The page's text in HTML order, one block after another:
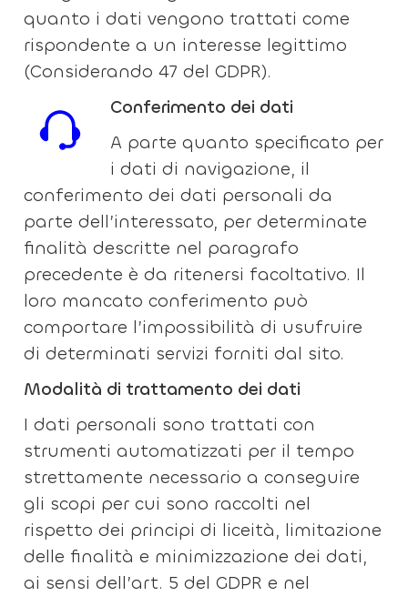
quanto i dati vengono trattati come
rispondente a un interesse legittimo
(Considerando 47 del GDPR).
Conferimento dei dati
A parte quanto specificato per
i dati di navigazione, il
conferimento dei dati personali da
parte dell’interessato, per determinate
finalità descritte nel paragrafo
precedente è da ritenersi facoltativo. Il
loro mancato conferimento può
comportare l’impossibilità di usufruire
di determinati servizi forniti dal sito.
Modalità di trattamento dei dati
I dati personali sono trattati con
strumenti automatizzati per il tempo
strettamente necessario a conseguire
gli scopi per cui sono raccolti nel
rispetto dei principi di liceità, limitazione
delle finalità e minimizzazione dei dati,
ai sensi dell’art. 5 del GDPR e nel